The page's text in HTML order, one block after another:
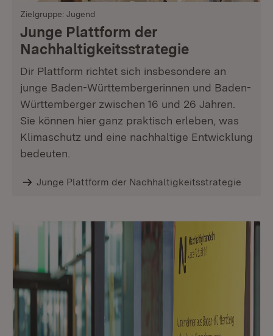
Zielgruppe: Jugend
Junge Plattform der
Nachhaltigkeits­strategie
Dir Plattform richtet sich insbesondere an
junge Baden-Württembergerinnen und Baden-
Württemberger zwischen 16 und 26 Jahren.
Sie können hier ganz praktisch erleben, was
Klimaschutz und eine nachhaltige Entwicklung
bedeuten.
Junge Plattform der Nachhaltigkeitsstrategie